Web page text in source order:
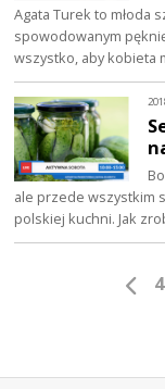
Agata Turek to młoda
spowodowanym
wszystko, aby kobieta
ale przede wszystkim
polskiej kuchni. Jak
4